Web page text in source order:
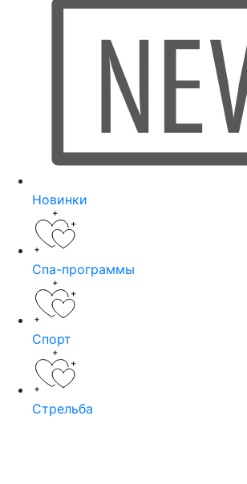
Новинки
Спа-программы
Спорт
Стрельба